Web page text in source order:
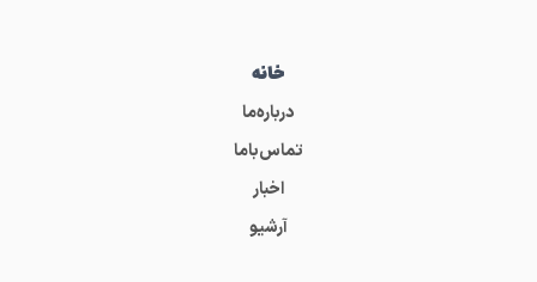
خانه
درباره‌ما
تماس‌باما
اخبار
آرشیو